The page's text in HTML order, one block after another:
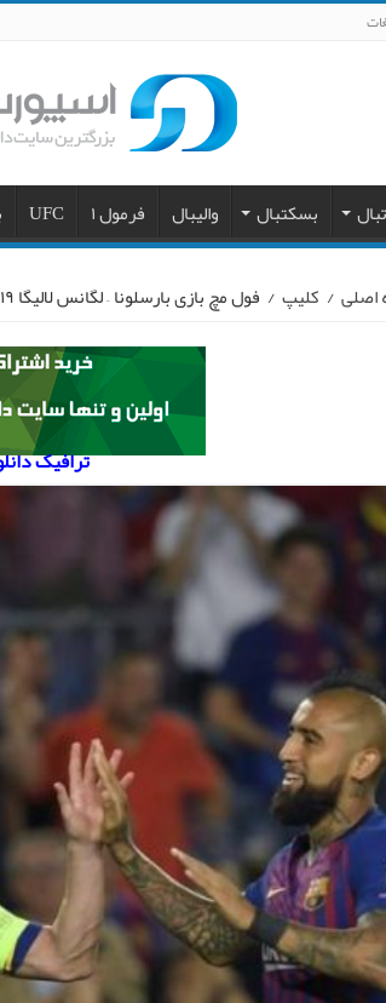
بسکتبال والیبال فرمول ۱ UFC
/ کلیپ / فول مچ بازی بارسلونا – لگانس لالیگا ۲۰۱۸/۱۹
ترافیک